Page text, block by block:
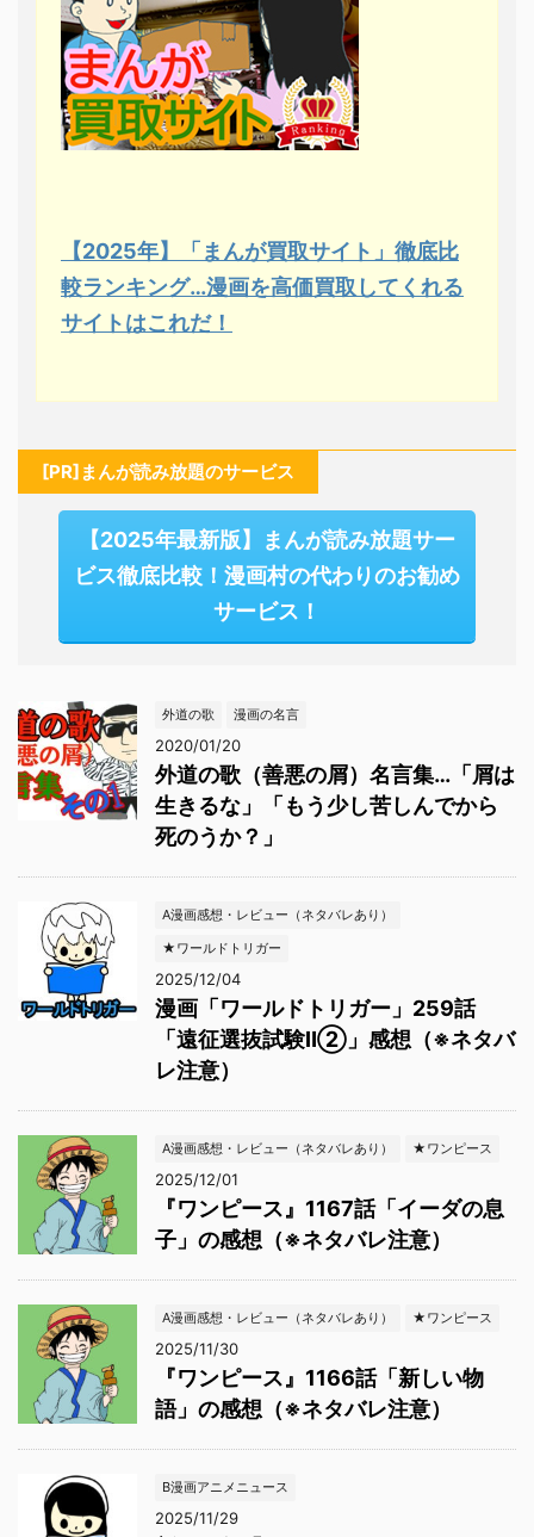
【2025年】「まんが買取サイト」徹底比
較ランキング…漫画を高価買取してくれる
サイトはこれだ！
[PR]まんが読み放題のサービス
【2025年最新版】まんが読み放題サー
ビス徹底比較！漫画村の代わりのお勧め
サービス！
外道の歌 漫画の名言
2020/01/20
外道の歌（善悪の屑）名言集…「屑は
生きるな」「もう少し苦しんでから
死のうか？」
A漫画感想・レビュー（ネタバレあり）
★ワールドトリガー
2025/12/04
漫画「ワールドトリガー」259話
「遠征選抜試験Ⅱ②」感想（※ネタバ
レ注意）
A漫画感想・レビュー（ネタバレあり） ★ワンピース
2025/12/01
『ワンピース』1167話「イーダの息
子」の感想（※ネタバレ注意）
A漫画感想・レビュー（ネタバレあり） ★ワンピース
2025/11/30
『ワンピース』1166話「新しい物
語」の感想（※ネタバレ注意）
B漫画アニメニュース
2025/11/29